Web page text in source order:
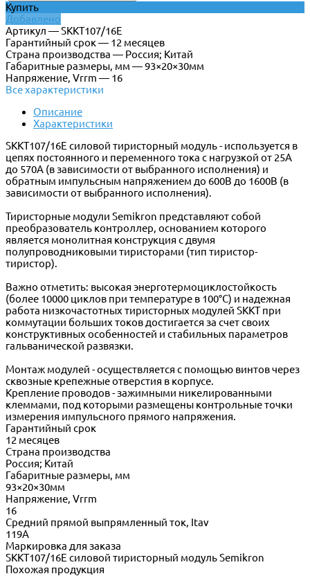
Купить
Добавлено
Артикул — SKKT107/16E
Гарантийный срок — 12 месяцев
Страна производства — Россия; Китай
Габаритные размеры, мм — 93×20×30мм
Напряжение, Vrrm — 16
Все характеристики
Описание
Характеристики
SKKT107/16E силовой тиристорный модуль - используется в
цепях постоянного и переменного тока с нагрузкой от 25А
до 570А (в зависимости от выбранного исполнения) и
обратным импульсным напряжением до 600В до 1600В (в
зависимости от выбранного исполнения).
Тиристорные модули Semikron представляют собой
преобразователь контроллер, основанием которого
является монолитная конструкция с двумя
полупроводниковыми тиристорами (тип тиристор-
тиристор).
Важно отметить: высокая энерготермоциклостойкость
(более 10000 циклов при температуре в 100°C) и надежная
работа низкочастотных тиристорных модулей SKKT при
коммутации больших токов достигается за счет своих
конструктивных особенностей и стабильных параметров
гальванической развязки.
Монтаж модулей - осуществляется с помощью винтов через
сквозные крепежные отверстия в корпусе.
Крепление проводов - зажимными никелированными
клеммами, под которыми размещены контрольные точки
измерения импульсного прямого напряжения.
Гарантийный срок
12 месяцев
Страна производства
Россия; Китай
Габаритные размеры, мм
93×20×30мм
Напряжение, Vrrm
16
Средний прямой выпрямленный ток, Itav
119А
Маркировка для заказа
SKKT107/16E силовой тиристорный модуль Semikron
Похожая продукция